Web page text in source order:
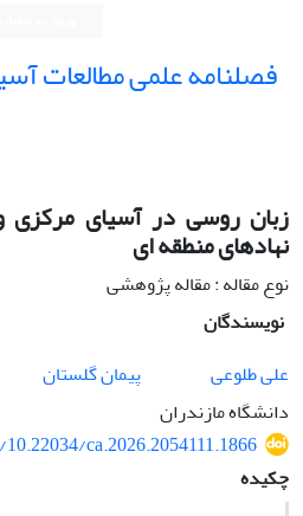
فصلنامه علمی مطالعات
زبان روسی در آسیای مرکزی
نهادهای منطقه ای
نوع مقاله : مقاله پژوهشی
نویسندگان
علی طلوعی
پیمان گلستان
دانشگاه مازندران
ca.2026.2054111.1866
چکیده